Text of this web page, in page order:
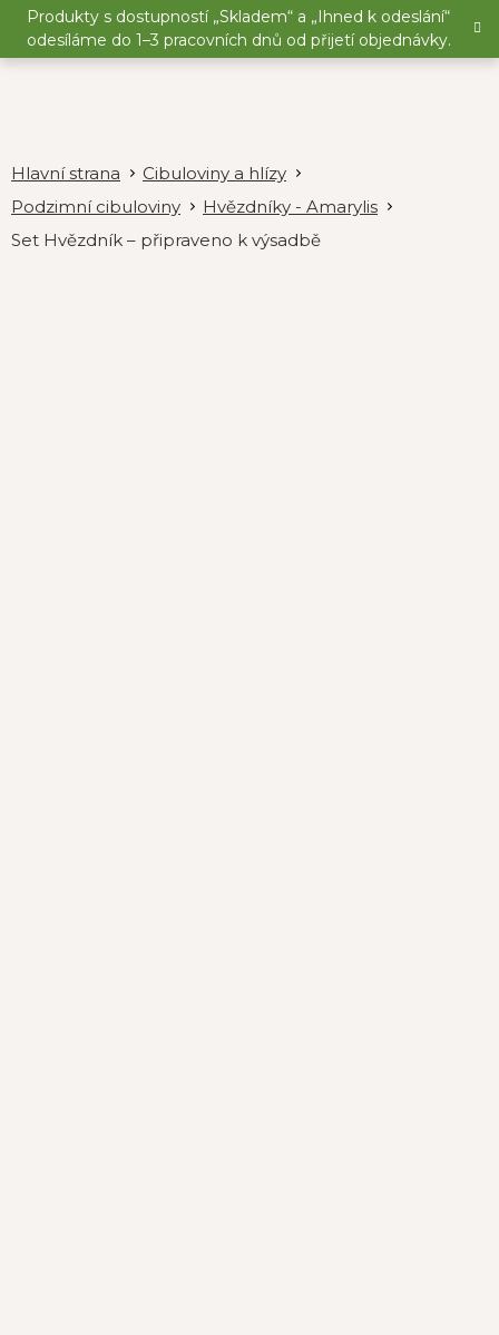
Přejít
obsah
Produkty s dostupností „Skladem“ a „Ihned k odeslání“
odesíláme do 1–3 pracovních dnů od přijetí objednávky.
Cibuloviny a hlízy
Podzimní cibuloviny
Hvězdníky - Amarylis
Set Hvězdník – připraveno k výsadbě